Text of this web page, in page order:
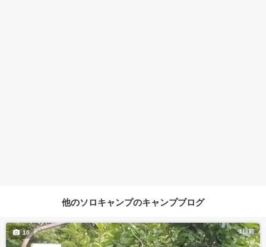
他のソロキャンプのキャンプブログ
1日前
10